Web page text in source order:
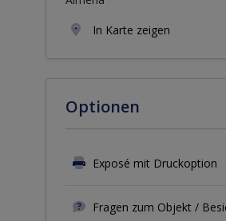
In Karte zeigen
Optionen
Exposé mit Druckoption
Fragen zum Objekt /